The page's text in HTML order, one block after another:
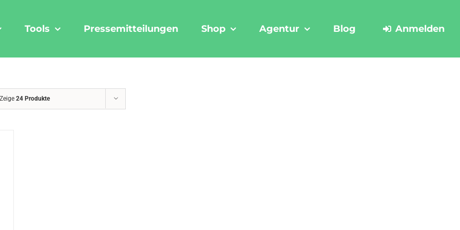
Tools Pressemitteilungen Shop Agentur Blog Anmelden
Zeige 24 Produkte